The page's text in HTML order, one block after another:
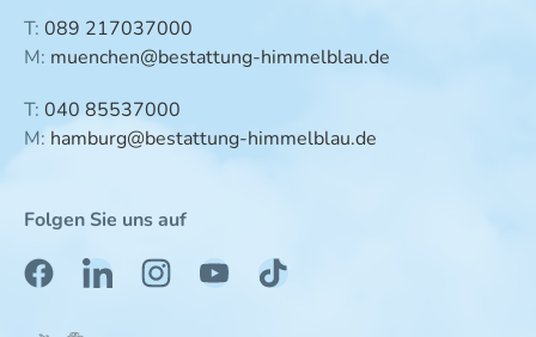
T: 089 217037000
M: muenchen@bestattung-himmelblau.de
T: 040 85537000
M: hamburg@bestattung-himmelblau.de
Folgen Sie uns auf